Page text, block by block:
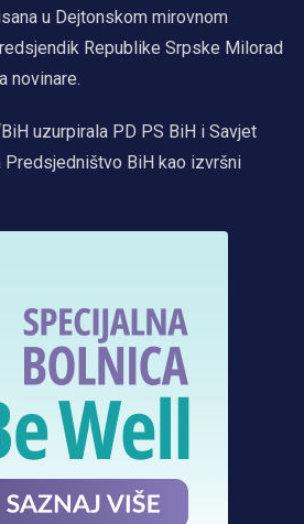
u Dejtonskom mirovnom
Republike Srpske Milorad
novinare.
uzurpirala PD PS BiH i Savjet
BiH kao izvršni